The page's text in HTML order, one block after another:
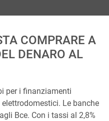
COMPRARE A
DENARO AL
per i finanziamenti
Le banche
Bce. Con i tassi al 2,8%